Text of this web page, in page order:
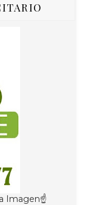
Imagen☝